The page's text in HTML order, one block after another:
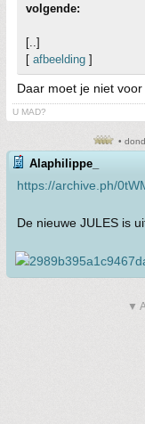
volgende:
[..]
[ afbeelding ]
Daar moet je niet
U MAD?
•
Alaphilippe_
https://archive.ph/
De nieuwe JULES is
▼